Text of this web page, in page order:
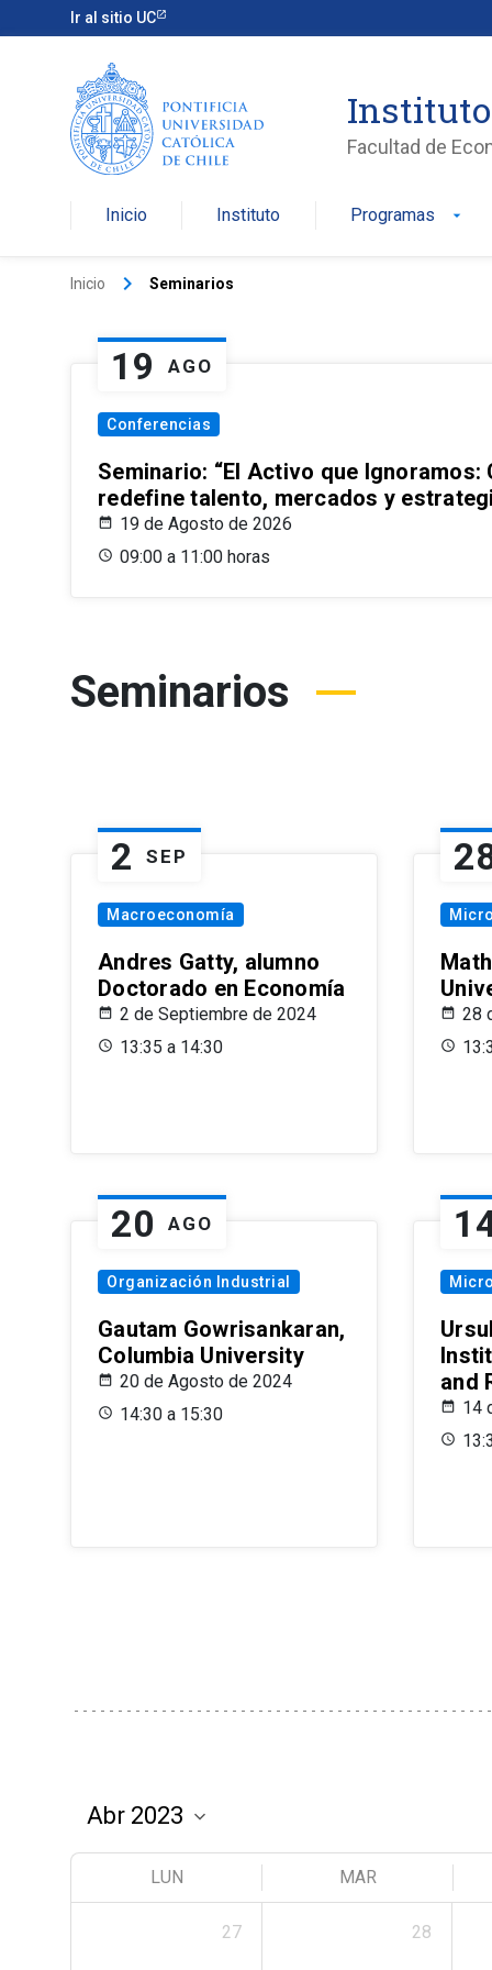
Ir al sitio UC
Facultad de
Inicio Instituto Programas arrow_drop_down
Inicio keyboard_arrow_right Seminarios
19 AGO
Conferencias
Seminario: “El Activo que
redefine talento, mercados y
19 de Agosto de 2026
09:00 a 11:00 horas
Seminarios
2 SEP
Macroeconomía
Andres Gatty, alumno
Doctorado en Economía
2 de Septiembre de 2024
13:35 a 14:30
28
20 AGO
Organización Industrial
Gautam Gowrisankaran,
Columbia University
20 de Agosto de 2024
14:30 a 15:30
and
14
LUN MAR
27 28